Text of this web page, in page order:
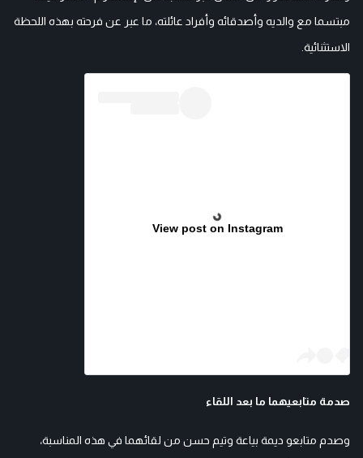
مبتسما مع والديه وأصدقائه وأفراد عائلته، ما عبر عن فرحته بهذه اللحظة
الاستثنائية.
View post on Instagram
صدمة متابعيهما ما بعد اللقاء
وصدم متابعو ديمة بياعة وتيم حسن من لقائهما في هذه المناسبة،